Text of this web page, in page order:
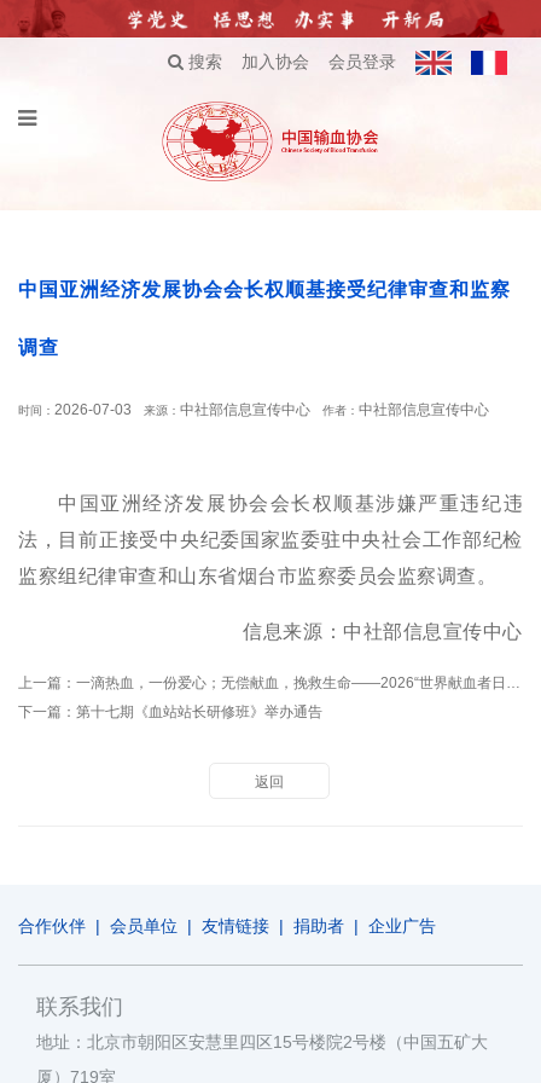
搜索 加入协会 会员登录
中国亚洲经济发展协会会长权顺基接受纪律审查和监察
调查
时间： 2026-07-03 来源： 中社部信息宣传中心 作者： 中社部信息宣传中心
中国亚洲经济发展协会会长权顺基涉嫌严重违纪违
法，目前正接受中央纪委国家监委驻中央社会工作部纪检
监察组纪律审查和山东省烟台市监察委员会监察调查。
信息来源：中社部信息宣传中心
上一篇： 一滴热血，一份爱心；无偿献血，挽救生命——2026“世界献血者日”公益直播活动成功举办
下一篇： 第十七期《血站站长研修班》举办通告
返回
合作伙伴 | 会员单位 | 友情链接 | 捐助者 | 企业广告
联系我们
地址：北京市朝阳区安慧里四区15号楼院2号楼（中国五矿大
厦）719室